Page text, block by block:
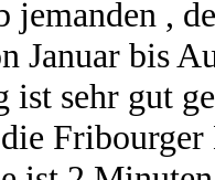
jemanden ,
Januar bis
ist sehr gut